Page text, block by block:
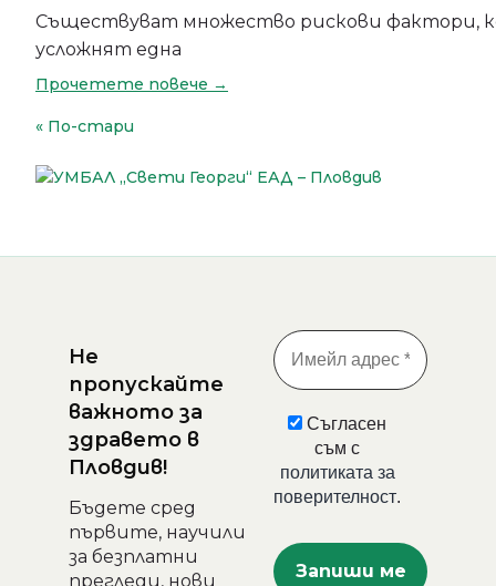
Съществуват множество рискови фактори,
усложнят една
Прочетете повече →
Навигация
По-стари
Не
пропускайте
важното за
здравето в
Пловдив!
Бъдете сред
първите, научили
за безплатни
прегледи, нови
Съгласен
съм с
политиката за
поверителност.